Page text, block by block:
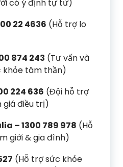
có ý định tự tử)
22 4636 (Hỗ trợ lo
874 243 (Tư vấn và
khỏe tâm thần)
224 636 (Đội hỗ trợ
giá điều trị)
– 1300 789 978 (Hỗ
giới & gia đình)
(Hỗ trợ sức khỏe